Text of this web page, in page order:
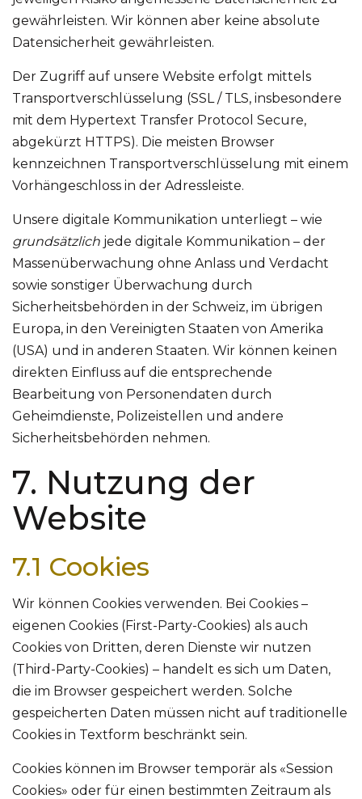
gewährleisten. Wir können aber keine absolute
Datensicherheit gewährleisten.
Der Zugriff auf unsere Website erfolgt mittels
Transportverschlüsselung (SSL / TLS, insbesondere
mit dem Hypertext Transfer Protocol Secure,
abgekürzt HTTPS). Die meisten Browser
kennzeichnen Transportverschlüsselung mit einem
Vorhängeschloss in der Adressleiste.
Unsere digitale Kommunikation unterliegt – wie
grundsätzlich jede digitale Kommunikation – der
Massenüberwachung ohne Anlass und Verdacht
sowie sonstiger Überwachung durch
Sicherheitsbehörden in der Schweiz, im übrigen
Europa, in den Vereinigten Staaten von Amerika
(USA) und in anderen Staaten. Wir können keinen
direkten Einfluss auf die entsprechende
Bearbeitung von Personendaten durch
Geheimdienste, Polizeistellen und andere
Sicherheitsbehörden nehmen.
7. Nutzung der
Website
7.1 Cookies
Wir können Cookies verwenden. Bei Cookies –
eigenen Cookies (First-Party-Cookies) als auch
Cookies von Dritten, deren Dienste wir nutzen
(Third-Party-Cookies) – handelt es sich um Daten,
die im Browser gespeichert werden. Solche
gespeicherten Daten müssen nicht auf traditionelle
Cookies in Textform beschränkt sein.
Cookies können im Browser temporär als «Session
Cookies» oder für einen bestimmten Zeitraum als